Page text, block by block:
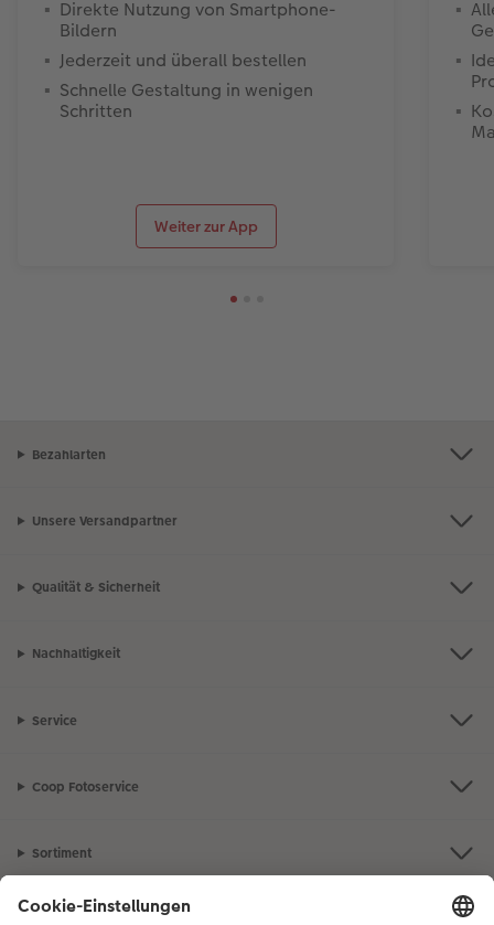
Direkte Nutzung von Smartphone-
Bildern
Jederzeit und überall bestellen
Schnelle Gestaltung in wenigen
Schritten
Weiter zur App
Bezahlarten
Unsere Versandpartner
Qualität & Sicherheit
Nachhaltigkeit
Service
Coop Fotoservice
Sortiment